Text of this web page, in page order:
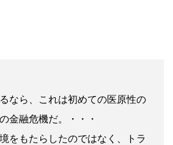
なら、これは初めての医原性の
金融危機だ。・・・
をもたらしたのではなく、トラ